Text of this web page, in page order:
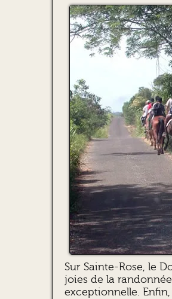
Sur Sainte-Rose, le
joies de la
exceptionnelle.